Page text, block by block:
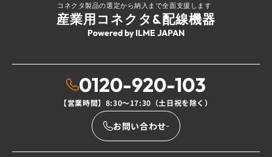
コネクタ製品の選定から納入まで全面支援します
産業用コネクタ&配線機器
Powered by ILME JAPAN
0120-920-103
【営業時間】8:30〜17:30（土日祝を除く）
お問い合わせ